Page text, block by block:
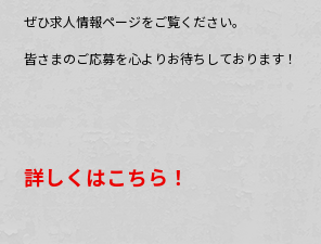
ぜひ求人情報ページをご覧ください。
皆さまのご応募を心よりお待ちしております！
詳しくはこちら！